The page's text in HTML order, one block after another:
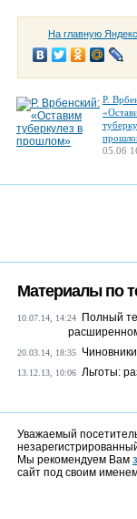
На главную
Р.
05.06
Материалы по
10.07.14, 14:24
Полный
20.03.14, 18:35
13.12.13, 10:06 Льготы:
Уважаемый
Мы рекомендуем Вам
сайт под своим